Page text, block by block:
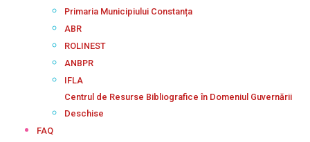
Primaria Municipiului Constanța
ABR
ROLINEST
ANBPR
IFLA
Centrul de Resurse Bibliografice în Domeniul Guvernării
Deschise
FAQ